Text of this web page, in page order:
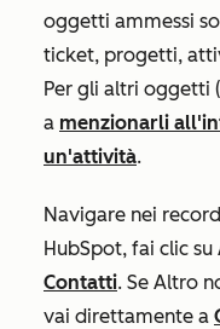
oggetti ammessi
ticket, progetti,
Per gli altri oggetti
a menzionarli
un'attività.
Navigare nei
HubSpot, fai clic su
Contatti. Se Altro
vai direttamente a